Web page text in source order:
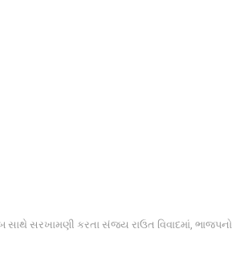
સાથે સરખામણી કરતા સંજય રાઉત વિવાદમાં, ભાજપનો